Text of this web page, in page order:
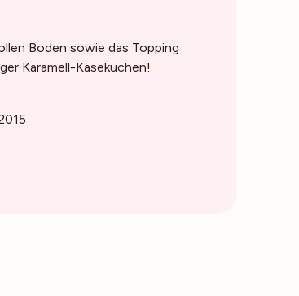
Boden sowie das Topping
Karamell-Käsekuchen!